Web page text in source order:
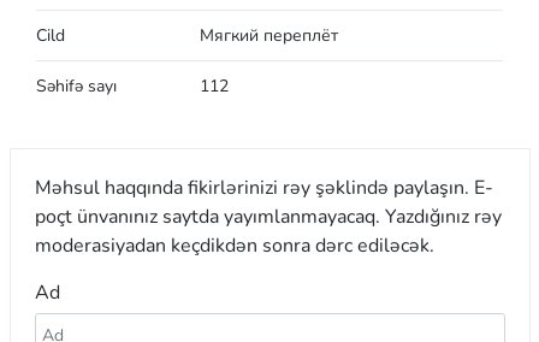
Cild Мягкий переплёт
Səhifə sayı 112
Məhsul haqqında fikirlərinizi rəy şəklində paylaşın. E-
poçt ünvanınız saytda yayımlanmayacaq. Yazdığınız rəy
moderasiyadan keçdikdən sonra dərc ediləcək.
Ad